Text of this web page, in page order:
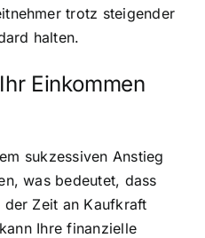
trotz steigender
halten.
Einkommen
sukzessiven Anstieg
was bedeutet, dass
der Zeit an Kaufkraft
Ihre finanzielle